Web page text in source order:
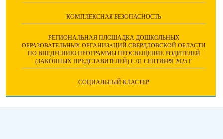
КОМПЛЕКСНАЯ БЕЗОПАСНОСТЬ
РЕГИОНАЛЬНАЯ ПЛОЩАДКА ДОШКОЛЬНЫХ
ОБРАЗОВАТЕЛЬНЫХ ОРГАНИЗАЦИЙ СВЕРДЛОВСКОЙ ОБЛАСТИ
ПО ВНЕДРЕНИЮ ПРОГРАММЫ ПРОСВЕЩЕНИЕ РОДИТЕЛЕЙ
(ЗАКОННЫХ ПРЕДСТАВИТЕЛЕЙ) С 01 СЕНТЯБРЯ 2025 Г
СОЦИАЛЬНЫЙ КЛАСТЕР